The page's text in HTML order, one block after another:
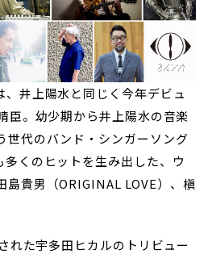
、井上陽水と同じく今年デビュ
臣。幼少期から井上陽水の音楽
世代のバンド・シンガーソング
多くのヒットを生み出した、ウ
島貴男（ORIGINAL LOVE）、槇
れた宇多田ヒカルのトリビュー